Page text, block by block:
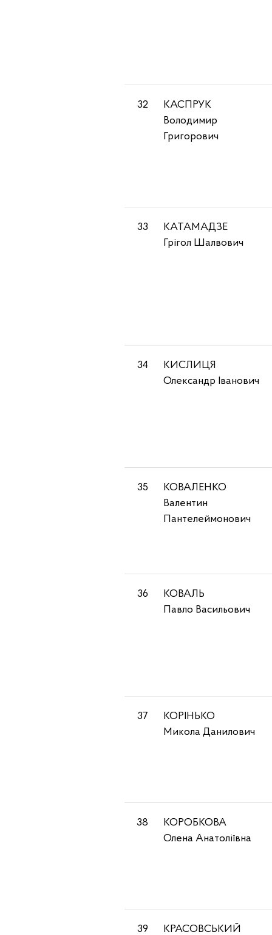
32
КАСПРУК
Володимир
Григорович
33
КАТАМАДЗЕ
Грігол Шалвович
34
КИСЛИЦЯ
Олександр Іванович
35
КОВАЛЕНКО
Валентин
Пантелеймонович
36
КОВАЛЬ
Павло Васильович
37
КОРІНЬКО
Микола Данилович
38
КОРОБКОВА
Олена Анатоліївна
39
КРАСОВСЬКИЙ